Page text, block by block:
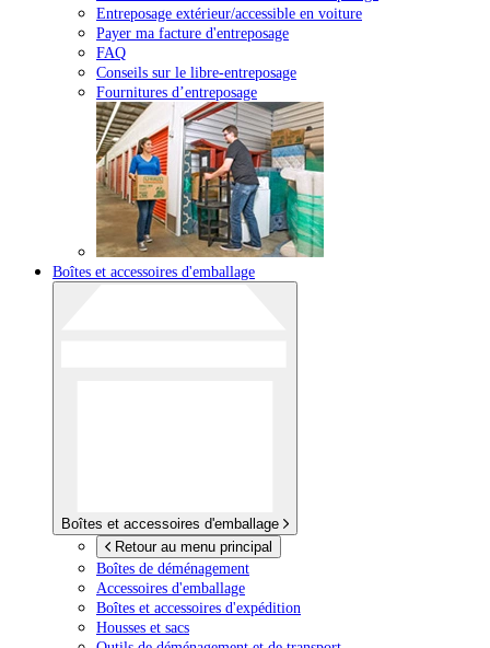
Entreposage extérieur/accessible en voiture
Payer ma facture d'entreposage
FAQ
Conseils sur le libre-entreposage
Fournitures d’entreposage
Boîtes et accessoires d'emballage
Boîtes et accessoires d'emballage
Retour au menu principal
Boîtes de déménagement
Accessoires d'emballage
Boîtes et accessoires d'expédition
Housses et sacs